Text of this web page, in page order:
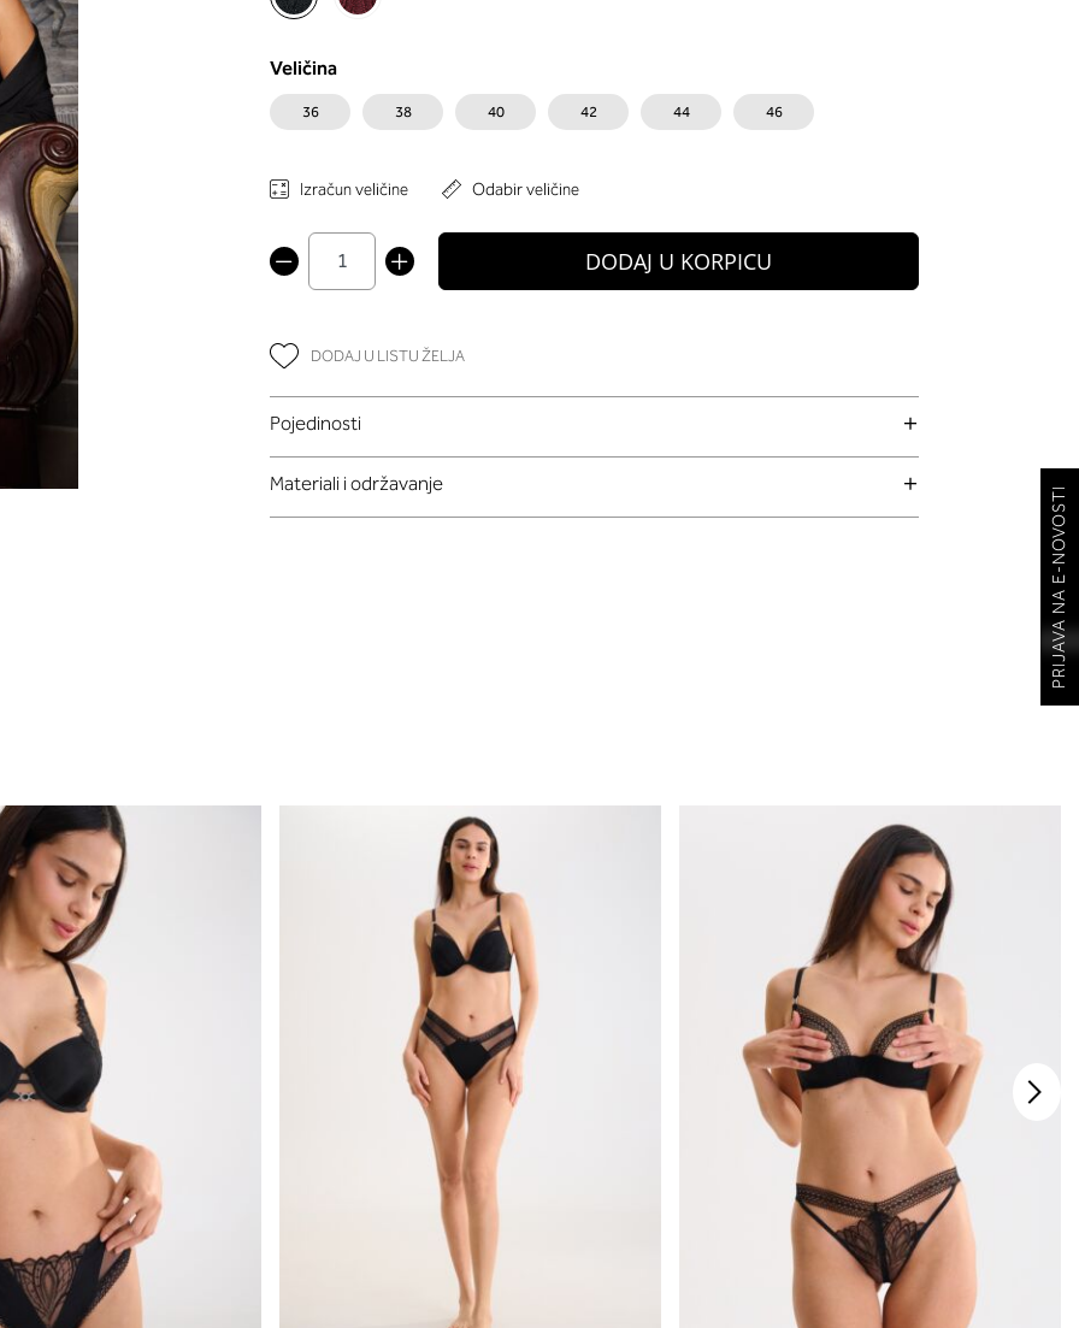
Veličina
36 38 40 42 44 46
Izračun veličine Odabir veličine
DODAJ U KORPICU
DODAJ U LISTU ŽELJA
Pojedinosti
Materiali i održavanje
PRIJAVA NA E-NOVOSTI